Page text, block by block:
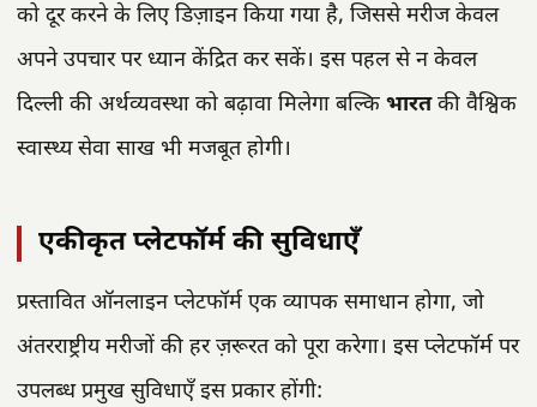
को दूर करने के लिए डिज़ाइन किया गया है, जिससे मरीज केवल
अपने उपचार पर ध्यान केंद्रित कर सकें। इस पहल से न केवल
दिल्ली की अर्थव्यवस्था को बढ़ावा मिलेगा बल्कि भारतकी वैश्विक
स्वास्थ्य सेवा साख भी मजबूत होगी।
एकीकृत प्लेटफॉर्म की सुविधाएँ
प्रस्तावित ऑनलाइन प्लेटफॉर्म एक व्यापक समाधान होगा, जो
अंतरराष्ट्रीय मरीजों की हर ज़रूरत को पूरा करेगा। इस प्लेटफॉर्म पर
उपलब्ध प्रमुख सुविधाएँ इस प्रकार होंगी: